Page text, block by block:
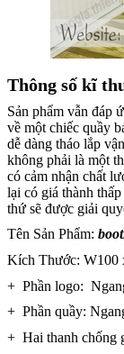
Thông số kĩ
Sản phẩm vẫn đáp
về một chiếc quầy
dễ dàng tháo lắp
không phải là một
có cảm nhận chất
lại có giá thành
thứ sẽ được giải
Tên Sản Phẩm:
Kích Thước: W100
+ Phần logo:
+ Phần quầy:
+ Hai thanh chống